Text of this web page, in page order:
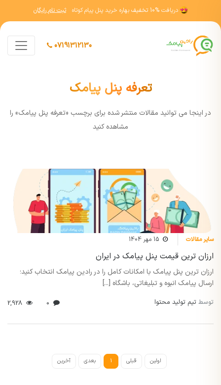
دریافت 10% تخفیف بهاره خرید پنل پیام کوتاه ثبت نام رایگان
07191312130
تعرفه پنل پیامک
در اينجا مي توانيد مقالات منتشر شده برای برچسب «تعرفه پنل پیامک» را
مشاهده کنيد
سایر مقالات 15 مهر 1404
ارزان ترین قیمت پنل پیامک در ایران
ارزان ترین پنل پیامک با امکانات کامل را در رادین پیامک انتخاب کنید؛
ارسال پیامک انبوه و تبلیغاتی، باشگاه [...]
توسط تیم تولید محتوا
اولین قبلی 1 بعدی آخرین